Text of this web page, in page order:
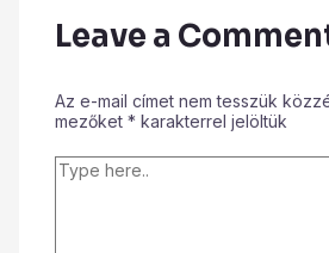
Leave a
Az e-mail címet nem tesszük
mezőket * karakterrel jelöltük